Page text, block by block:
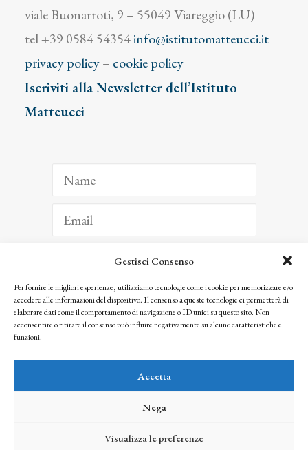
Gestisci Consenso
Per fornire le migliori esperienze, utilizziamo tecnologie come i cookie per memorizzare e/o
accedere alle informazioni del dispositivo. Il consenso a queste tecnologie ci permetterà di
elaborare dati come il comportamento di navigazione o ID unici su questo sito. Non
acconsentire o ritirare il consenso può influire negativamente su alcune caratteristiche e
funzioni.
Accetta
Nega
Visualizza le preferenze
viale Buonarroti, 9 – 55049 Viareggio (LU)
tel +39 0584 54354info@istitutomatteucci.it
privacy policy– cookie policy
Iscriviti alla Newsletter dell’Istituto
Matteucci
ISCRIVITI
Facendo clic per iscriverti, riconosci che le tue informazioni saranno trattate
seguendo la nostra Privacy Policy
© 2025 Istituto Matteucci. All right reserved
l’autorizzazione scritta dei proprietari dei diritti e dell’Istituto Matteucci
credits